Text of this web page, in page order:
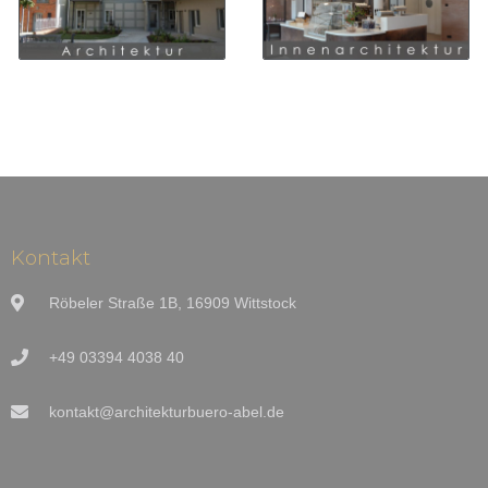
Kontakt
Röbeler Straße 1B, 16909 Wittstock
+49 03394 4038 40
kontakt@architekturbuero-abel.de